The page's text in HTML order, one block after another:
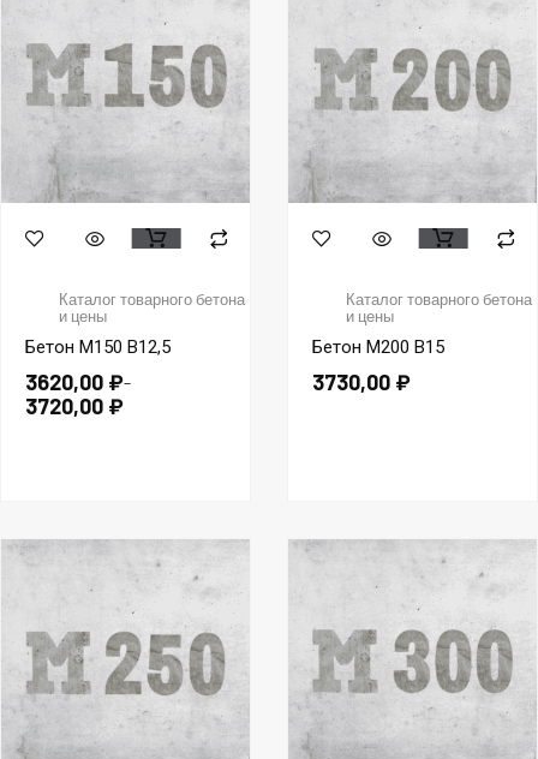
Каталог товарного бетона
и цены
Бетон М150 В12,5
3620,00 ₽–
3720,00 ₽
Каталог товарного бетона
и цены
Бетон М200 B15
3730,00 ₽